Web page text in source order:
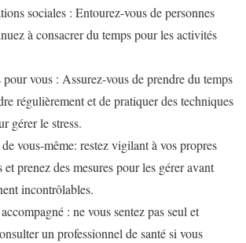
sociales : Entourez-vous de personnes
à consacrer du temps pour les activités
pour vous : Assurez-vous de prendre du temps
régulièrement et de pratiquer des techniques
gérer le stress.
de vous-même: restez vigilant à vos propres
et prenez des mesures pour les gérer avant
incontrôlables.
: ne vous sentez pas seul et
un professionnel de santé si vous